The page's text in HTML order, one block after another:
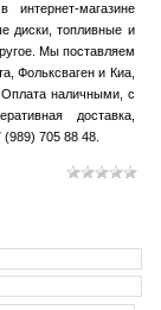
магазине
диски, топливные и
Мы поставляем
Фольксваген и Киа,
Оплата наличными, с
доставка,
705 88 48.